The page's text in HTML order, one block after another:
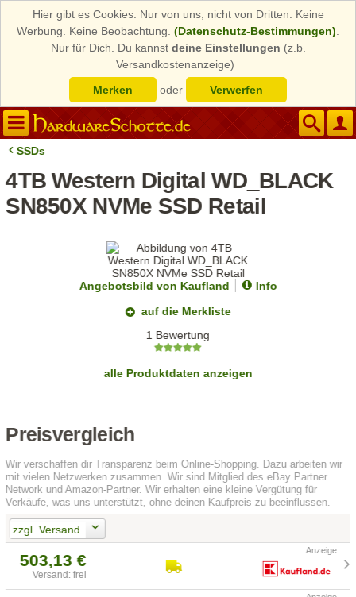
Hier gibt es Cookies. Nur von uns, nicht von Dritten. Keine
Werbung. Keine Beobachtung. (Datenschutz-Bestimmungen)
Nur für Dich. Du kannst deine Einstellungen (z.b.
Versandkostenanzeige)
Merken
oder Verwerfen
SSDs
4TB Western Digital WD_BLACK
SN850X NVMe SSD Retail
Angebotsbild von Kaufland
Info
auf die Merkliste
1 Bewertung
alle Produktdaten anzeigen
Preisvergleich
Wir verschaffen dir Transparenz beim Online-Shopping. Dazu arbeiten wir
mit vielen Netzwerken zusammen. Wir sind Mitglied des eBay Partner
Network und Amazon-Partner. Wir erhalten eine kleine Vergütung für
Verkäufe, was uns unterstützt, ohne deinen Kaufpreis zu beeinflussen.
zzgl. Versand
503,13 €
Versand: frei